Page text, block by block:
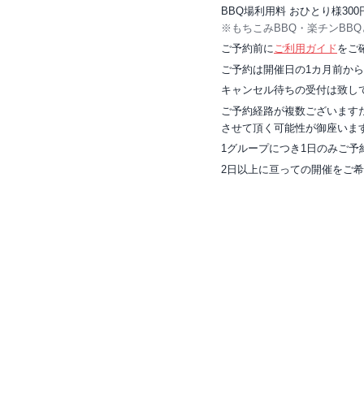
BBQ場利用料 おひとり様300
※もちこみBBQ・楽チンBBQ
ご予約前にご利用ガイドをご
ご予約は開催日の1カ月前から
キャンセル待ちの受付は致し
ご予約経路が複数ございま
させて頂く可能性が御座いま
1グループにつき1日のみご予
2日以上に亘っての開催をご